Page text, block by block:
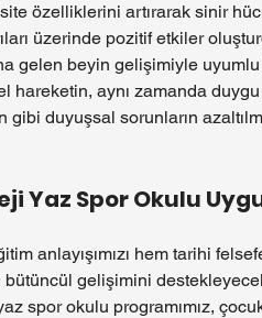
özelliklerini artırarak sinir
üzerinde pozitif etkiler
gelen beyin gelişimiyle
aynı zamanda
duyuşsal sorunların
Yaz Spor Okulu
anlayışımızı hem tarihi
bütüncül gelişimini
spor okulu programımız,